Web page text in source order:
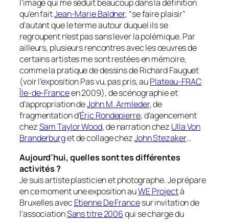
l’image qui me séduit beaucoup dans la définition
qu’en faitJean-Marie Baldner, “se faire plaisir”
d’autant que le terme autour duquel ils se
regroupent n’est pas sans lever la polémique. Par
ailleurs, plusieurs rencontres avec les œuvres de
certains artistes me sont restées en mémoire,
comme la pratique de dessins de Richard Fauguet
(voir l’expositionPas vu, pas pris, auPlateau-FRAC
Île-de-Franceen 2009), de scénographie et
d’appropriation deJohn M. Armleder, de
fragmentation d’Éric Rondepierre, d’agencement
chezSam Taylor Wood, de narration chez Ulla Von
Branderburget de collage chezJohn Stezaker…
Aujourd’hui, quelles sont tes différentes
activités ?
Je suis artiste plasticien et photographe. Je prépare
en ce moment une exposition auWE Projectà
Bruxelles avec Etienne De Francesur invitation de
l’associationSans titre 2006qui se charge du